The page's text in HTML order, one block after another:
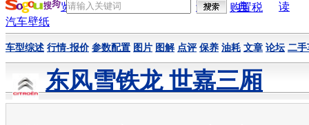
览器
赏
询
典
读
购置税
汽车壁纸
车型综述 行情-报价 参数配置 图片 图解 点评 保养 油耗 文章 论坛 二手
东风雪铁龙 世嘉三厢